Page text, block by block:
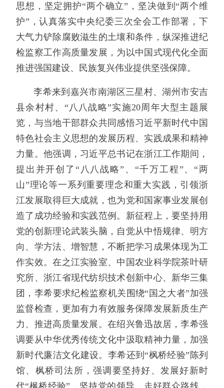
思想，坚定拥护“两个确立”，坚决做到“两个维
护”，认真落实中央纪委三次全会工作部署，下
大气力铲除腐败滋生的土壤和条件，纵深推进纪
检监察工作高质量发展，为以中国式现代化全面
推进强国建设、民族复兴伟业提供坚强保障。
李希来到嘉兴市南湖区三星村、湖州市安吉
县余村村、“八八战略”实施20周年大型主题展
览，与当地干部群众共同感悟习近平新时代中国
特色社会主义思想的发展历程、实践成果和精神
力量。他强调，习近平总书记在浙江工作期间，
提出并开创了“八八战略”、“千万工程”、“两
山”理论等一系列重要理念和重大实践，引领浙
江发展取得巨大成就，也为党和国家事业发展创
造了成功经验和实践范例。新征程上，要坚持用
党的创新理论武装头脑，自觉从中悟规律、明方
向、学方法、增智慧，不断把学习成果体现为工
作实效。在之江实验室、中国农业科学院茶叶研
究所、浙江省现代纺织技术创新中心、新华三集
团，李希要求纪检监察机关围绕“国之大者”加强
监督检查，更加有力有效服务保障发展新质生产
力、推进高质量发展。在绍兴鲁迅故居，李希强
调要从中华优秀传统文化中汲取精神力量，加强
新时代廉洁文化建设。李希还到“枫桥经验”陈列
馆、枫桥司法所，强调要坚持好、发展好新时